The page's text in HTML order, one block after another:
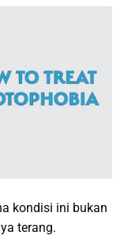
kondisi ini bukan
terang.